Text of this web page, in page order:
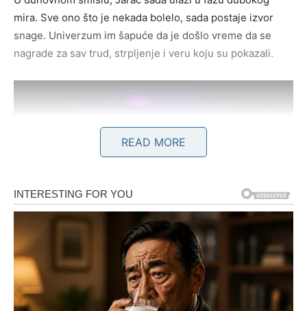
mira. Sve ono što je nekada bolelo, sada postaje izvor
snage. Univerzum im šapuće da je došlo vreme da se
nagrade za sav trud, strpljenje i veru koju su pokazali.
Vaga – Kada srce ponovo poveruje
Vage su znak koji uvek teži ravnoteži, ali poslednjih
READ MORE